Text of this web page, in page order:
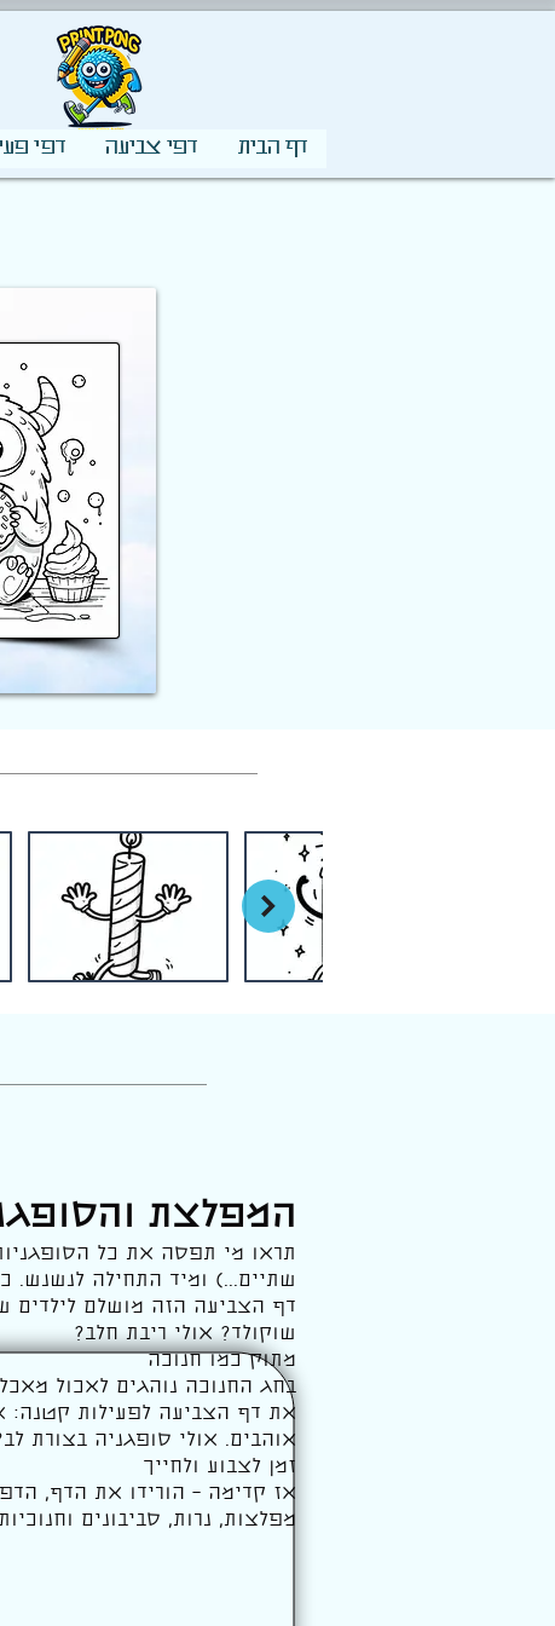
דף הבית דפי צביעה דפי
המפלצת
תראו מי תפסה את כל
שתיים...) ומיד התחילה
דף הצביעה הזה מושלם לילדים
שוקולד? אולי ריבת חלב?
מתוק כמו חנוכה
בחג החנוכה נוהגים לאכול
את דף הצביעה לפעילות קטנה:
אוהבים. אולי סופגניה בצורת
זמן לצבוע ולחייך
אז קדימה – הורידו את הדף,
מפלצות, נרות, סביבונים